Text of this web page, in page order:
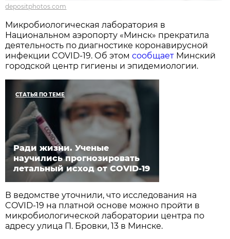
depositphotos.com
Микробиологическая лаборатория в
Национальном аэропорту «Минск» прекратила
деятельность по диагностике коронавирусной
инфекции COVID-19. Об этомсообщает Минский
городской центр гигиены и эпидемиологии.
СТАТЬЯ ПО ТЕМЕ
Ради жизни. Ученые
научились прогнозировать
летальный исход от COVID-19
В ведомстве уточнили, что исследования на
COVID-19 на платной основе можно пройти в
микробиологической лаборатории центра по
адресу улица П. Бровки, 13 в Минске.